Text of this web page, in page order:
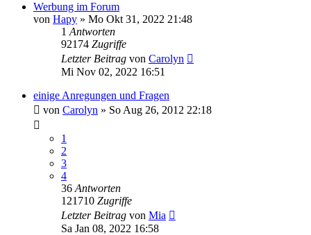
Werbung im Forum
von Hapy » Mo Okt 31, 2022 21:48
1 Antworten
92174 Zugriffe
Letzter Beitrag von Carolyn
Mi Nov 02, 2022 16:51
einige Anregungen und Fragen
von Carolyn » So Aug 26, 2012 22:18
1
2
3
4
36 Antworten
121710 Zugriffe
Letzter Beitrag von Mia
Sa Jan 08, 2022 16:58